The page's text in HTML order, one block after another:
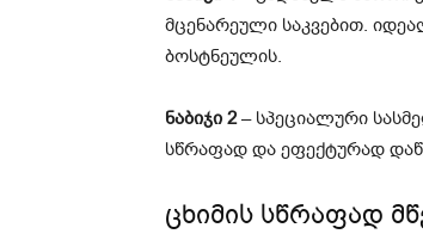
მცენარეული საკვებით.
ბოსტნეულის.
ნაბიჯი 2– სპეციალური
სწრაფად და ეფექტურად
ცხიმის სწრაფად